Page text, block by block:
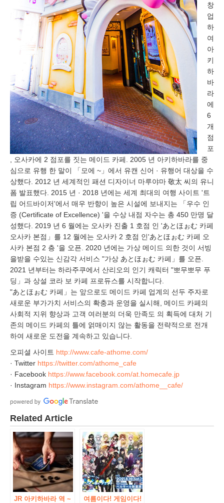
창
업
하
여
아
키
하
바
라
에
6
개
점
포
, 오사카에 2 점포를 짓는 메이드 카페. 2005 년 아키하바라를 중
심으로 유행 한 말이 「모에 ~」에서 유캔 신어 · 유행어 대상을 수
상했다. 2012 년 세계적인 패션 디자이너 마루야마 敬太 씨의 유니
폼 발표했다. 2015 년 · 2018 년에는 세계 최대의 여행 사이트 '트
립 어드바이저'에서 매우 반향이 높은 시설에 보내지는 「우수 인
증 (Certificate of Excellence) '을 수상 내점 자수는 총 450 만명 달
성했다. 2019 년 6 월에는 오사카 진출 1 호점 인 'あとほぉむ 카페
오사카 본점」를 12 월에는 오사카 2 호점 인'あとほぉむ 카페 오
사카 본점 2 층 '을 오픈. 2020 년에는 가상 메이드 의한 것이 서빙
을받을 수있는 신감각 서비스 "가상 あとほぉむ 카페」를 오픈.
2021 년부터는 하라주쿠에서 산리오의 인기 캐릭터 "뽀무뽀무 푸
딩」과 상설 코라 보 카페 프로듀스를 시작합니다.
"あとほぉむ 카페」는 앞으로도 메이드 카페 업계의 선두 주자로
새로운 부가가치 서비스의 확충과 운영을 실시해, 메이드 카페의
사회적 지위 향상과 고객 여러분의 더욱 만족도 의 획득에 대처 기
존의 메이드 카페의 틀에 얽매이지 않는 활동을 전략적으로 전개
하여 새로운 도전을 계속하고 있습니다.
오피셜 사이트 http://www.cafe-athome.com/
· Twitter https://twitter.com/athome_cafe
· Facebook https://www.facebook.com/at.homecafe.jp
· Instagram https://www.instagram.com/athome__cafe/
Related Article
JR 아키하바라 역 ~
여름이다! 게임이다!